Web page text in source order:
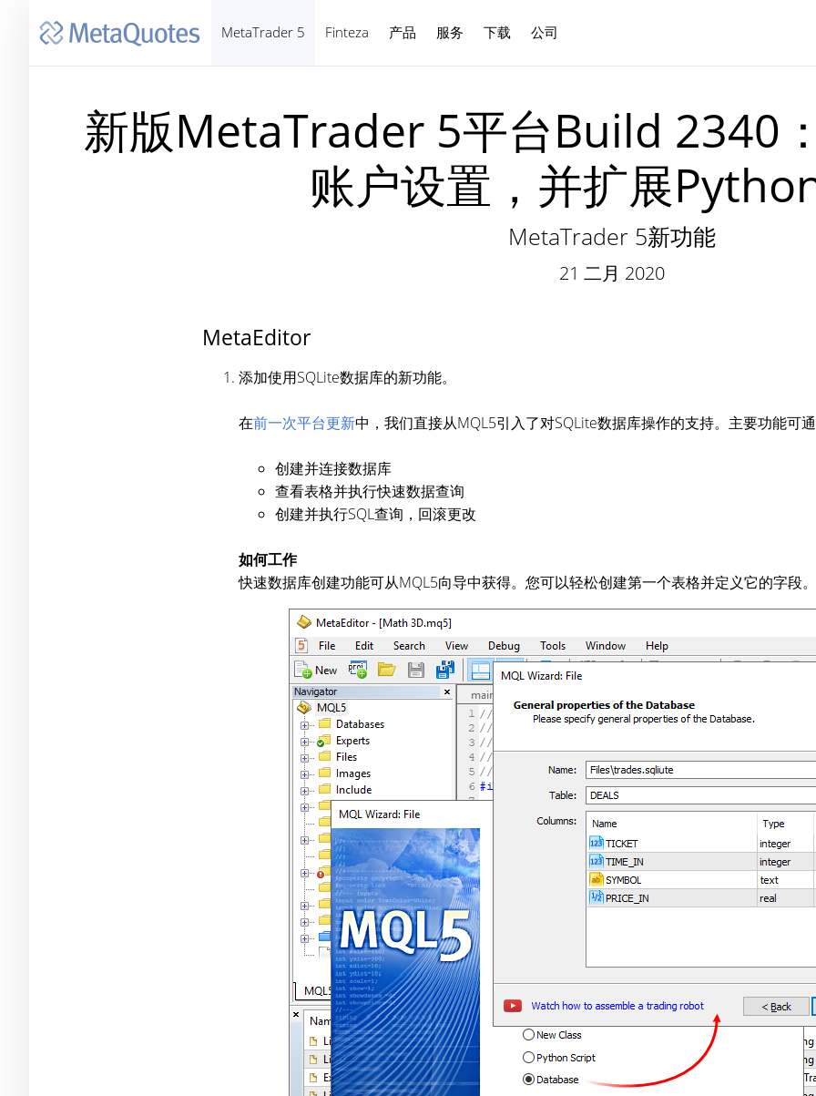
MetaTrader 5 Finteza 产品 服务 下载 公司
新版MetaTrader 5平台Build 2340
账户设置，并扩展
MetaTrader 5新功能
21 二月 2020
MetaEditor
添加使用SQLite数据库的新功能。
在前一次平台更新中，我们直接从MQL5引入了对SQLite数据库操作的支持。主要功能可
创建并连接数据库
查看表格并执行快速数据查询
创建并执行SQL查询，回滚更改
如何工作
快速数据库创建功能可从MQL5向导中获得。您可以轻松创建第一个表格并定义它的字段。